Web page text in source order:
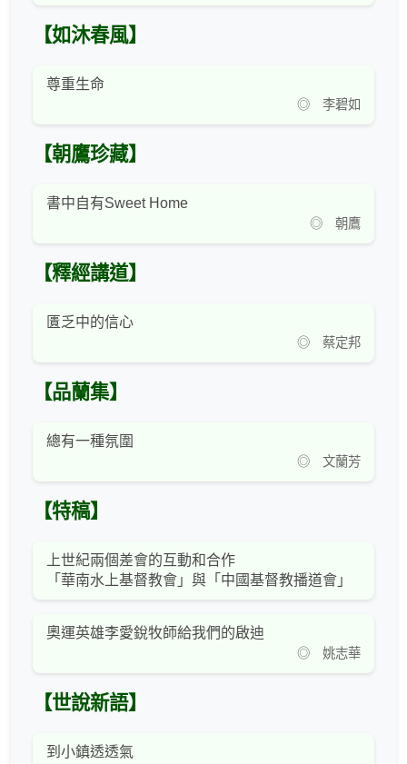
【如沐春風】
尊重生命
◎ 李碧如
【朝鷹珍藏】
書中自有Sweet Home
◎ 朝鷹
【釋經講道】
匱乏中的信心
◎ 蔡定邦
【品蘭集】
總有一種氛圍
◎ 文蘭芳
【特稿】
上世紀兩個差會的互動和合作
「華南水上基督教會」與「中國基督教播道會」
奧運英雄李愛銳牧師給我們的啟迪
◎ 姚志華
【世說新語】
到小鎮透透氣